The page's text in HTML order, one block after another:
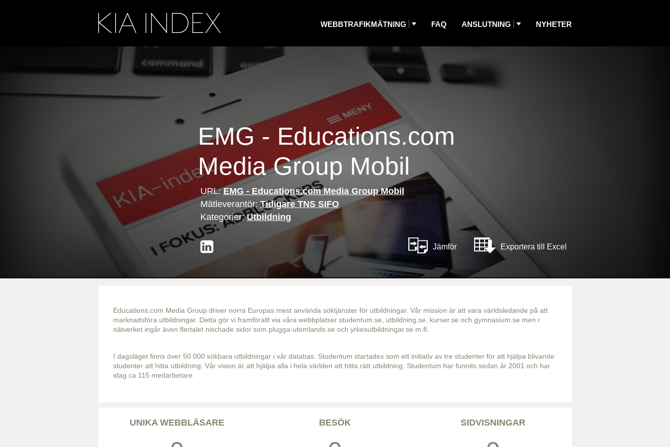
WEBBTRAFIKMÄTNING FAQ ANSLUTNING NYHETER
EMG - Educations.com
Media Group Mobil
URL: EMG - Educations.com Media Group Mobil
Mätleverantör: Tidigare TNS SIFO
Kategorier: Utbildning
Jämför Exportera till Excel
Educations.com Media Group driver norra Europas mest använda söktjänster för utbildningar. Vår mission är att vara världsledande på att
marknadsföra utbildningar. Detta gör vi framförallt via våra webbplatser studentum.se, utbildning.se, kurser.se och gymnasium.se men i
nätverket ingår även flertalet nischade sidor som plugga-utomlands.se och yrkesutbildningar.se m.fl.
I dagsläget finns över 50 000 sökbara utbildningar i vår databas. Studentum startades som ett initiativ av tre studenter för att hjälpa blivande
studenter att hitta utbildning. Vår vision är att hjälpa alla i hela världen att hitta rätt utbildning. Studentum har funnits sedan år 2001 och har
idag ca 115 medarbetare.
UNIKA WEBBLÄSARE BESÖK SIDVISNINGAR